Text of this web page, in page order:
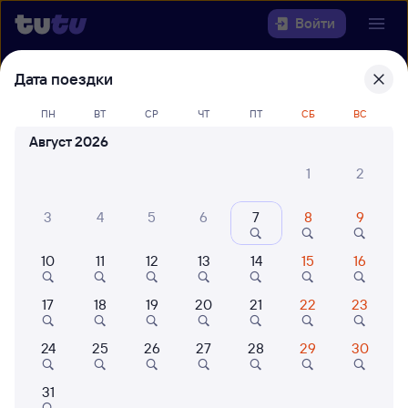
Войти
Выберите день, чтобы найти
билеты Санкт-Петербург-Главн. —
Лихославль
Куда
Когда
Кто едет
Найти поезда
Дата поездки
ПН ВТ СР ЧТ ПТ СБ ВС
Август 2026
1
2
3 4 5 6 7 8 9
10 11 12 13 14 15 16
17 18 19 20 21 22 23
24 25 26 27 28 29 30
31